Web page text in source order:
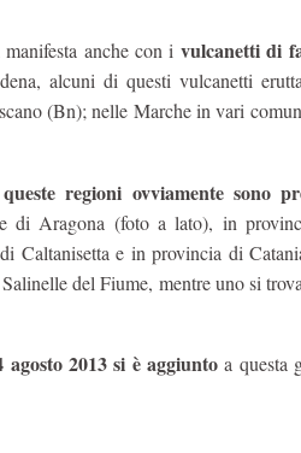
anche con i vulcanetti di
alcuni di questi vulcanetti
(Bn); nelle Marche in vari
regioni ovviamente sono
di Aragona (foto a lato), in
Caltanisetta e in provincia di
del Fiume, mentre uno si
agosto 2013 si è aggiunto a questa